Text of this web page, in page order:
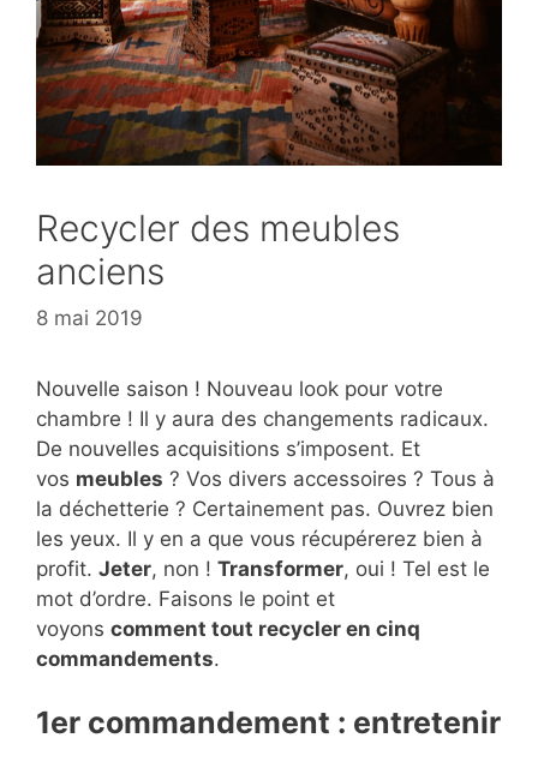
Recycler des meubles
anciens
8 mai 2019
Nouvelle saison ! Nouveau look pour votre
chambre ! Il y aura des changements radicaux.
De nouvelles acquisitions s’imposent. Et
vos meubles ? Vos divers accessoires ? Tous à
la déchetterie ? Certainement pas. Ouvrez bien
les yeux. Il y en a que vous récupérerez bien à
profit. Jeter, non ! Transformer, oui ! Tel est le
mot d’ordre. Faisons le point et
voyons comment tout recycler en cinq
commandements.
1er commandement : entretenir